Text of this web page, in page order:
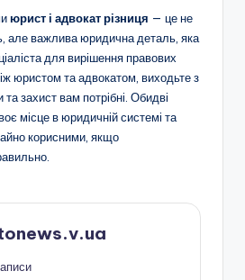
юрист і адвокат різниця — це не
але важлива юридична деталь, яка
для вирішення правових
юристом та адвокатом, виходьте з
та захист вам потрібні. Обидві
місце в юридичній системі та
корисними, якщо